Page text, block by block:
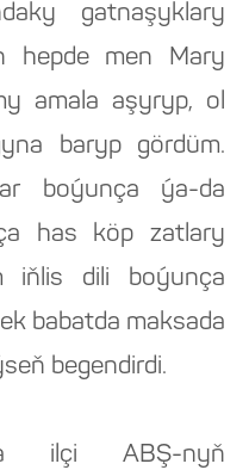
gatnaşyklary
hepde men Mary
amala aşyryp, ol
baryp gördüm.
boýunça ýa-da
has köp zatlary
iňlis dili boýunça
babatda maksada
begendirdi.
ilçi ABŞ-nyň